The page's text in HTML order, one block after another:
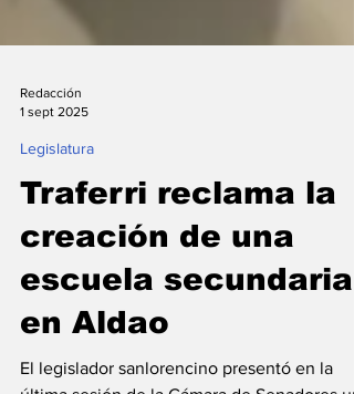
1 sept 2025
Legislatura
Traferri reclama la
creación de una
escuela secundaria
en Aldao